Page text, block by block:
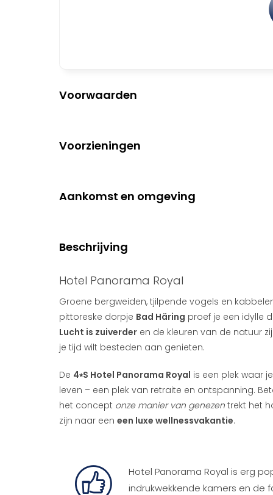
Voorwaarden
Voorzieningen
Aankomst en omgeving
Beschrijving
Hotel Panorama Royal
Groene bergweiden, tjilpende vogels en
pittoreske dorpje Bad Häring proef je een idylle
Lucht is zuiverder en de kleuren van de natuur
je tijd wilt besteden aan genieten.
De 4⭑S Hotel Panorama Royal is een plek waar
leven – een plek van retraite en ontspanning.
het concept onze manier van genezen trekt het
zijn naar een een luxe wellnessvakantie.
Hotel Panorama Royal is erg
indrukwekkende kamers en de